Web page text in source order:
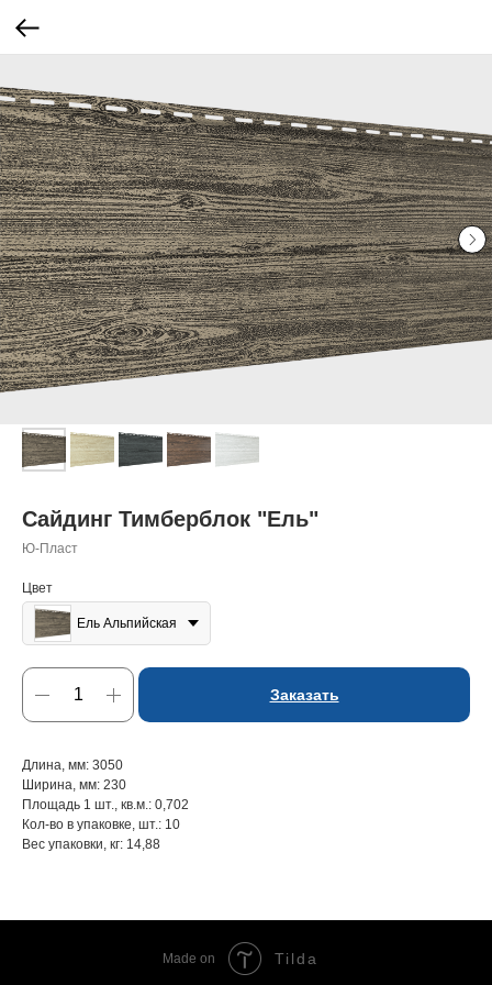
Сайдинг Тимберблок "Ель"
Ю-Пласт
Цвет
Ель Альпийская
Заказать
Длина, мм: 3050
Ширина, мм: 230
Площадь 1 шт., кв.м.: 0,702
Кол-во в упаковке, шт.: 10
Вес упаковки, кг: 14,88
Made on Tilda